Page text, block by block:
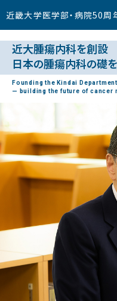
近畿大学医学部・ 病院50周
近大腫瘍内科を創設
日本の腫瘍内科の礎
Founding the Kindai
— building the future of cancer